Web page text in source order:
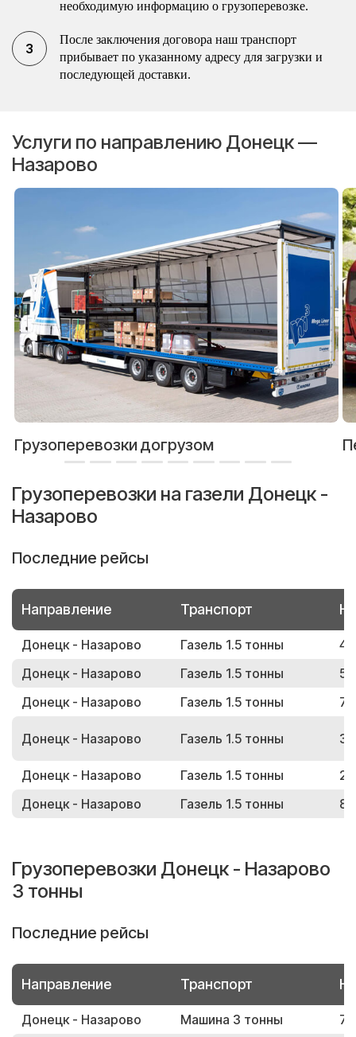
необходимую информацию о грузоперевозке.
После заключения договора наш транспорт
прибывает по указанному адресу для загрузки и
последующей доставки.
Услуги по направлению Донецк —
Назарово
Грузоперевозки догрузом
Грузоперевозки на газели Донецк -
Назарово
Последние рейсы
Направление Транспорт
Донецк - Назарово Газель 1.5 тонны
Донецк - Назарово
Газель 1.5 тонны
Донецк - Назарово
Газель 1.5 тонны
Донецк - Назарово Газель 1.5 тонны
Донецк - Назарово Газель 1.5 тонны
Донецк - Назарово
Газель 1.5 тонны
Грузоперевозки Донецк - Назарово
3 тонны
Последние рейсы
Направление Транспорт
Донецк - Назарово Машина 3 тонны